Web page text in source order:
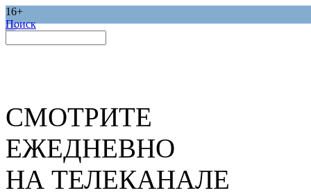
16+
Поиск
СМОТРИТЕ
ЕЖЕДНЕВНО
НА ТЕЛЕКАНАЛЕ